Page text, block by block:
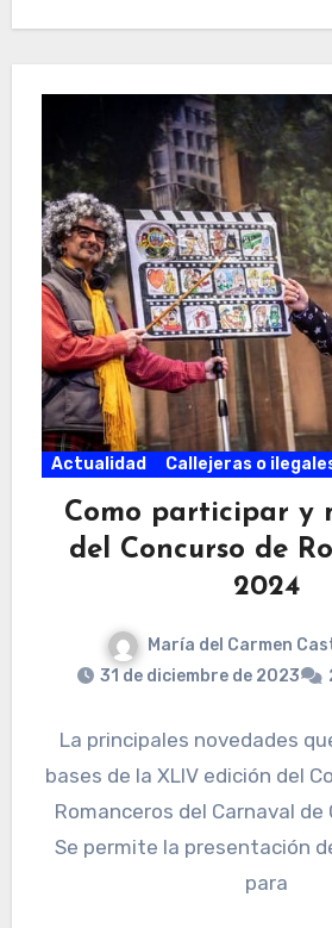
Actualidad Callejeras o
Como participar y
del Concurso de
2024
María del Carmen
31 de diciembre de 2023
La principales novedades
bases de la XLIV edición del
Romanceros del Carnaval de
Se permite la presentación
para